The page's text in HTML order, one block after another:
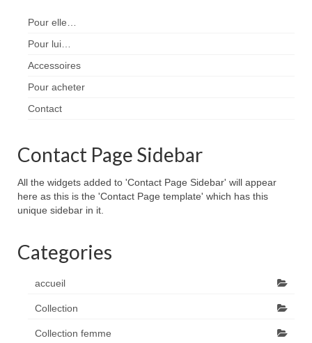
Pour elle…
Pour lui…
Accessoires
Pour acheter
Contact
Contact Page Sidebar
All the widgets added to 'Contact Page Sidebar' will appear
here as this is the 'Contact Page template' which has this
unique sidebar in it.
Categories
accueil
Collection
Collection femme